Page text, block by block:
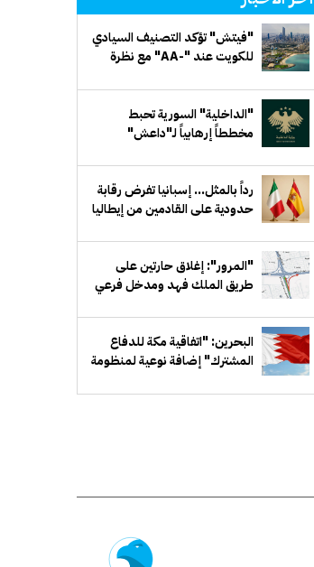
"فيتش" تؤكد التصنيف السيادي
للكويت عند "-AA" مع نظرة
"الداخلية" السورية تحبط
مخططاً إرهابياً لـ"داعش"
دمشق
رداً بالمثل... إسبانيا تفرض رقابة
حدودية على القادمين من إيطاليا
"المرور": إغلاق حارتين على
طريق الملك فهد ومدخل فرعي
البحرين: "اتفاقية مكة للدفاع
المشترك" إضافة نوعية لمنظومة